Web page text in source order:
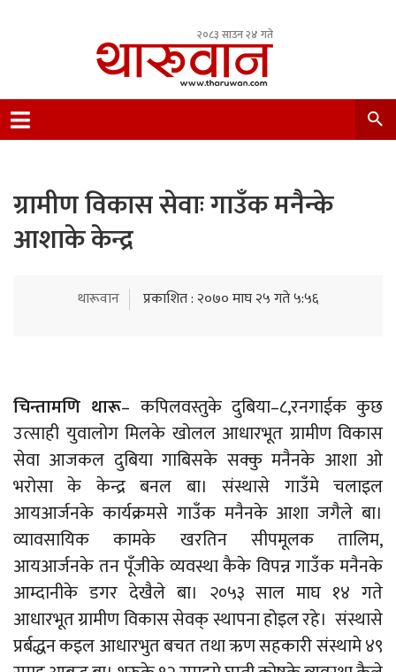
२०८३ साउन २४ गते
Nepal.
ग्रामीण विकास सेवाः गाउँक मनैन्के
आशाके केन्द्र
थारूवान प्रकाशित : २०७० माघ २५ गते ५:५६
चिन्तामणि थारू– कपिलवस्तुके दुबिया–८,रनगाईक कुछ
उत्साही युवालोग मिलके खोलल आधारभूत ग्रामीण विकास
सेवा आजकल दुबिया गाबिसके सक्कु मनैनके आशा ओ
भरोसा के केन्द्र बनल बा। संस्थासे गाउँमे चलाइल
आयआर्जनके कार्यक्रमसे गाउँक मनैनके आशा जगैले बा।
व्यावसायिक कामके खरतिन सीपमूलक तालिम,
आयआर्जनके तन पूँजीके व्यवस्था कैके विपन्न गाउँक मनैनके
आम्दानीके डगर देखैले बा। २०५३ साल माघ १४ गते
आधारभूत ग्रामीण विकास सेवक् स्थापना होइल रहे। संस्थासे
प्रर्बद्धन कइल आधारभुत बचत तथा ऋण सहकारी संस्थामे ४९